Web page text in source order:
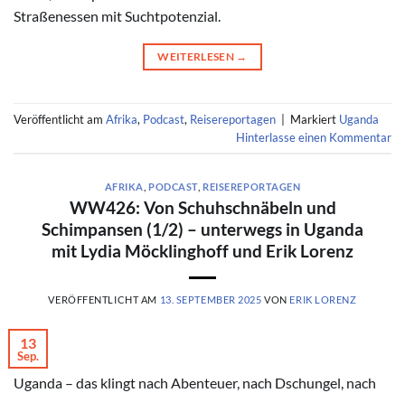
Straßenessen mit Suchtpotenzial.
WEITERLESEN →
Veröffentlicht am Afrika, Podcast, Reisereportagen Markiert Uganda
Hinterlasse einen Kommentar
AFRIKA PODCAST, REISEREPORTAGEN
WW426: Von Schuhschnäbeln und
Schimpansen (1/2) – unterwegs in Uganda
mit Lydia Möcklinghoff und Erik Lorenz
VERÖFFENTLICHT AM 13. SEPTEMBER 2025 VON ERIK LORENZ
13
Sep.
Uganda – das klingt nach Abenteuer, nach Dschungel, nach